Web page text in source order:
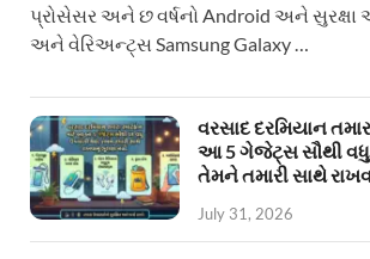
પ્રોસેસર અને છ વર્ષનો Android અને
અને વેરિઅન્ટ્સ Samsung Galaxy …
વરસાદ દરમિયાન
આ 5 ગેજેટ્સ સૌથી વધુ
તેમને તમારી સાથે
July 31, 2026